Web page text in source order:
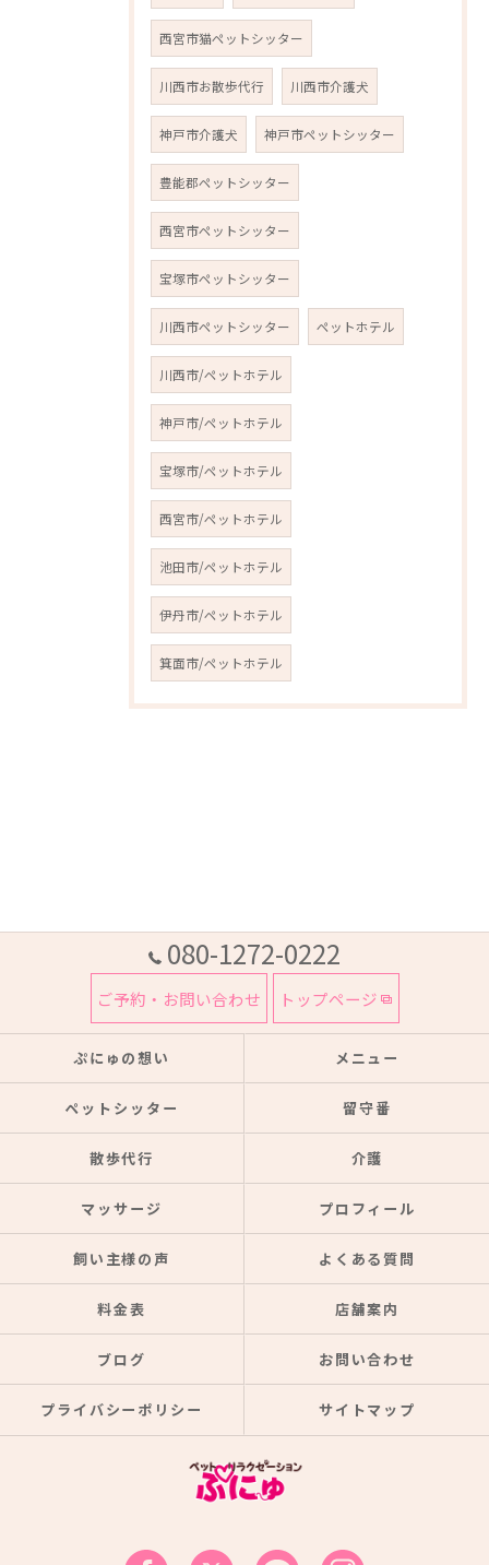
西宮市猫ペットシッター
川西市お散歩代行 川西市介護犬
神戸市介護犬 神戸市ペットシッター
豊能郡ペットシッター
西宮市ペットシッター
宝塚市ペットシッター
川西市ペットシッター ペットホテル
川西市/ペットホテル
神戸市/ペットホテル
宝塚市/ペットホテル
西宮市/ペットホテル
池田市/ペットホテル
伊丹市/ペットホテル
箕面市/ペットホテル
080-1272-0222
ご予約・お問い合わせ トップページ
ぷにゅの想い メニュー
ペットシッター 留守番
散歩代行 介護
マッサージ プロフィール
飼い主様の声 よくある質問
料金表 店舗案内
ブログ お問い合わせ
プライバシーポリシー サイトマップ